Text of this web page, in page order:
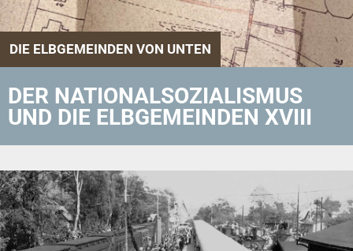
DIE ELBGEMEINDEN VON UNTEN
DER NATIONALSOZIALISMUS
UND DIE ELBGEMEINDEN XVIII